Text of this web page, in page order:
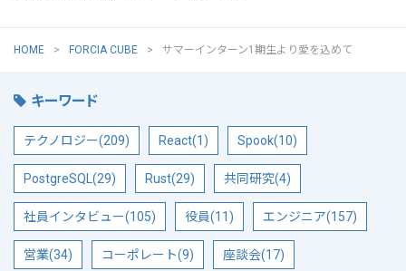
HOME FORCIA CUBE サマーインターン1期生より愛を込めて
キーワード
テクノロジー(209) React(1) Spook(10)
PostgreSQL(29) Rust(29) 共同研究(4)
社員インタビュー(105) 役員(11) エンジニア(157)
営業(34) コーポレート(9) 座談会(17)